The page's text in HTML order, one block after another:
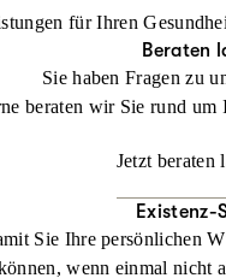
abgesichert.
Jetzt konfigurieren
für Ihren
Beraten
Sie haben Fragen zu
beraten wir Sie rund um
Jetzt beraten
Existenz-
Sie Ihre persönlichen
wenn einmal nicht